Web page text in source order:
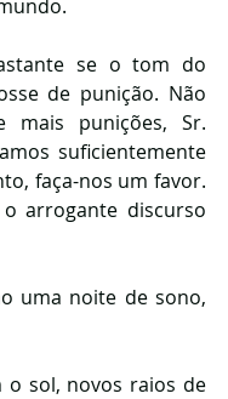
se o tom do
de punição. Não
mais punições, Sr.
suficientemente
faça-nos um favor.
arrogante discurso
uma noite de sono,
o sol, novos raios de